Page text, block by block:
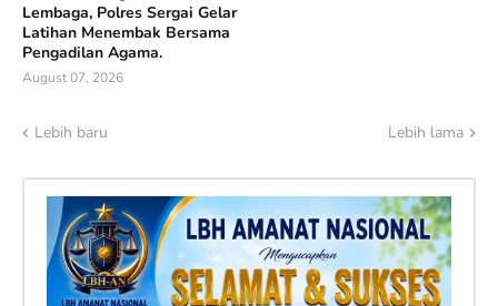
Lembaga, Polres Sergai Gelar
Latihan Menembak Bersama
Pengadilan Agama.
August 07, 2026
Lebih baru Lebih lama